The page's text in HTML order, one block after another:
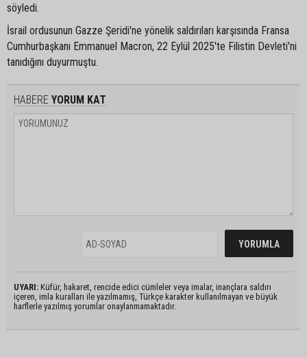
söyledi.
İsrail ordusunun Gazze Şeridi'ne yönelik saldırıları karşısında Fransa
Cumhurbaşkanı Emmanuel Macron, 22 Eylül 2025'te Filistin Devleti'ni
tanıdığını duyurmuştu.
HABERE YORUM KAT
UYARI: Küfür, hakaret, rencide edici cümleler veya imalar, inançlara saldırı
içeren, imla kuralları ile yazılmamış, Türkçe karakter kullanılmayan ve büyük
harflerle yazılmış yorumlar onaylanmamaktadır.